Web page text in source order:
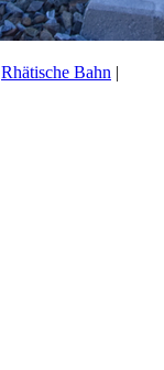
Rhätische Bahn |